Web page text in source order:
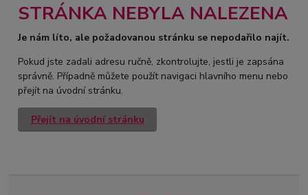
STRÁNKA NEBYLA NALEZENA
Je nám líto, ale požadovanou stránku se nepodařilo najít.
Pokud jste zadali adresu ručně, zkontrolujte, jestli je zapsána
správně. Případně můžete použít navigaci hlavního menu nebo
přejít na úvodní stránku.
Přejít na úvodní stránku